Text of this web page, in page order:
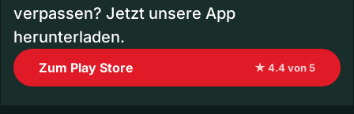
verpassen? Jetzt unsere App
herunterladen.
Zum Play Store ★ 4.4 von 5